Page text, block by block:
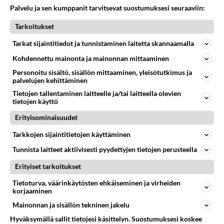
Söpöintä välillämme?
06.08.2026 14:44
Ikävä
614
Tykkäätköhän vielä minusta?
06.08.2026 07:42
Ikävä
29
548
Hyvännäköinen pakkaus
Olet hyvännäköinen pakkaus nainen.
06.08.2026 13:03
31
Olet ihana
510
Vihervasemmistofeministinaisasianaiset
Tulevat tänne palstalle haukkumaan miehiä ja naljailemaan miehelle, kehuvat olevansa heitä parempia. Itse asuvat MIEHE
06.08.2026 12:01
Sinkut
160
494
Osallistu keskusteluun
Palvelu ja sen kumppanit tarvitsevat suostumuksesi seuraaviin:
Tarkoitukset
Tarkat sijaintitiedot ja tunnistaminen laitetta skannaamalla
Kohdennettu mainonta ja mainonnan mittaaminen
Personoitu sisältö, sisällön mittaaminen, yleisötutkimus ja
palvelujen kehittäminen
Tietojen tallentaminen laitteelle ja/tai laitteella olevien
tietojen käyttö
Erityisominaisuudet
Tarkkojen sijaintitietojen käyttäminen
Tunnista laitteet aktiivisesti pyydettyjen tietojen perusteella
Erityiset tarkoitukset
Tietoturva, väärinkäytösten ehkäiseminen ja virheiden
korjaaminen
Mainonnan ja sisällön tekninen jakelu
Hyväksymällä sallit tietojesi käsittelyn. Suostumuksesi koskee